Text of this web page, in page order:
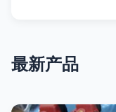
最新产品